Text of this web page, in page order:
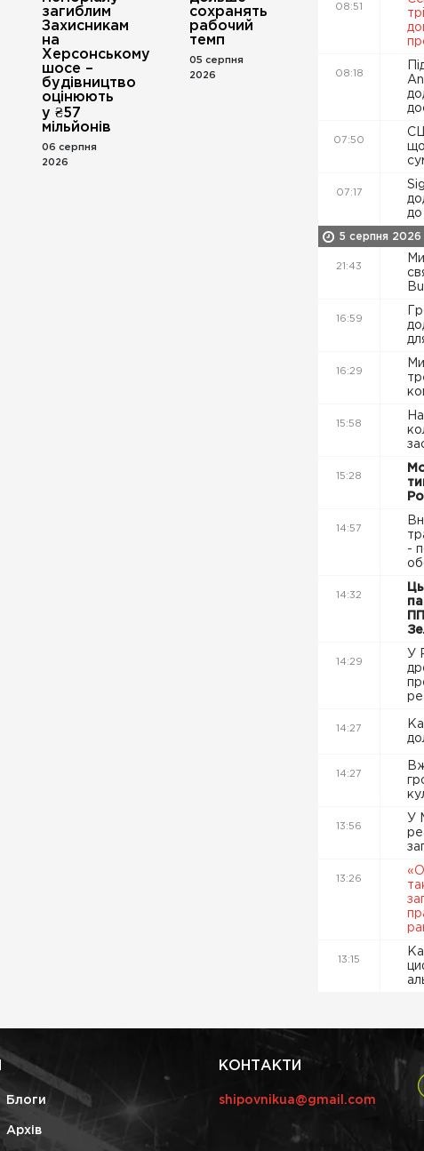
загиблим
Захисникам
на
Херсонському
шосе –
будівництво
оцінюють
у ₴57
мільйонів
06 серпня
2026
сохранять
рабочий
темп
05 серпня
2026
08:51
08:18
07:50
07:17
до
5 серпня 2026
21:43
16:59
16:29
15:58
15:28
14:57
-
14:32
14:29
У
14:27
14:27
13:56
У
13:26
13:15
Блоги
Архів
КОНТАКТИ
shipovnikua@gmail.com